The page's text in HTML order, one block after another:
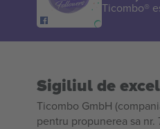
Ticombo®
Sigiliul de
Ticombo GmbH
pentru propunerea sa nr.